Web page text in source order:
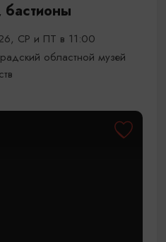
СР и ПТ в 11:00
областной музей